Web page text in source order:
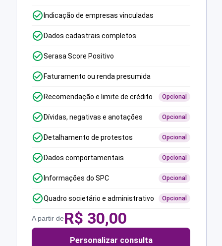
Indicação de empresas vinculadas
Dados cadastrais completos
Serasa Score Positivo
Faturamento ou renda presumida
Recomendação e limite de crédito Opcional
Dívidas, negativas e anotações Opcional
Detalhamento de protestos Opcional
Dados comportamentais Opcional
Informações do SPC Opcional
Quadro societário e administrativo Opcional
A partir deR$ 30,00
Personalizar consulta